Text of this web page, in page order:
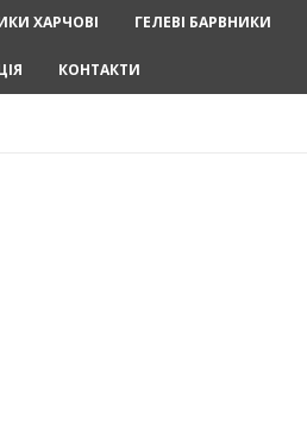
ХАРЧОВІ ГЕЛЕВІ БАРВНИКИ
КОНТАКТИ